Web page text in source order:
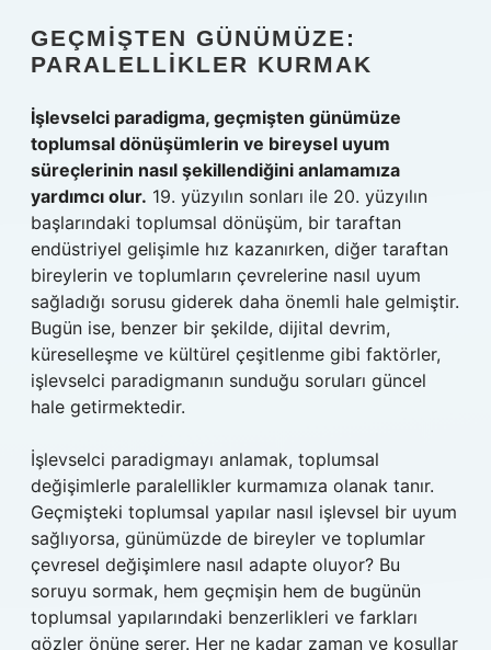
GEÇMIŞTEN GÜNÜMÜZE:
PARALELLIKLER KURMAK
İşlevselci paradigma, geçmişten günümüze
toplumsal dönüşümlerin ve bireysel uyum
süreçlerinin nasıl şekillendiğini anlamamıza
yardımcı olur. 19. yüzyılın sonları ile 20. yüzyılın
başlarındaki toplumsal dönüşüm, bir taraftan
endüstriyel gelişimle hız kazanırken, diğer taraftan
bireylerin ve toplumların çevrelerine nasıl uyum
sağladığı sorusu giderek daha önemli hale gelmiştir.
Bugün ise, benzer bir şekilde, dijital devrim,
küreselleşme ve kültürel çeşitlenme gibi faktörler,
işlevselci paradigmanın sunduğu soruları güncel
hale getirmektedir.
İşlevselci paradigmayı anlamak, toplumsal
değişimlerle paralellikler kurmamıza olanak tanır.
Geçmişteki toplumsal yapılar nasıl işlevsel bir uyum
sağlıyorsa, günümüzde de bireyler ve toplumlar
çevresel değişimlere nasıl adapte oluyor? Bu
soruyu sormak, hem geçmişin hem de bugünün
toplumsal yapılarındaki benzerlikleri ve farkları
gözler önüne serer. Her ne kadar zaman ve koşullar